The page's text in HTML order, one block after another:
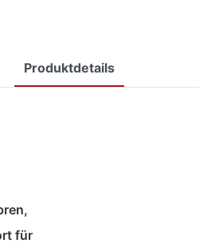
Produktdetails
für